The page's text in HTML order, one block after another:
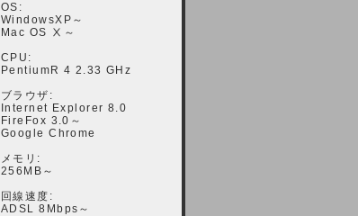
OS:
WindowsXP～
Mac OS Ⅹ～
CPU:
PentiumR 4 2.33 GHz
ブラウザ:
Internet Explorer 8.0
FireFox 3.0～
Google Chrome
メモリ:
256MB～
回線速度:
ADSL 8Mbps～